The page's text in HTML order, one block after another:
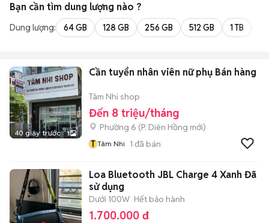
Bạn cần tìm dung lượng nào ?
Dung lượng: 64 GB 128 GB 256 GB 512 GB 1 TB
40 giây trước 1
Cần tuyển nhân viên nữ phụ Bán hàng
Tâm Nhi shop
Đến 8 triệu/tháng
Phường 6 (P. Diên Hồng mới)
T Tâm Nhi 1 đã bán
Loa Bluetooth JBL Charge 4 Xanh Đã
sử dụng
Dưới 100W Hết bảo hành
1.700.000 đ